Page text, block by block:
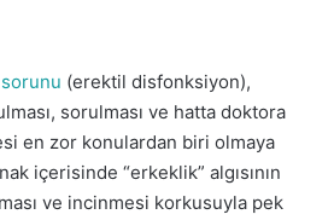
(erektil disfonksiyon),
sorulması ve hatta doktora
en zor konulardan biri olmaya
içerisinde “erkeklik” algısının
ve incinmesi korkusuyla pek